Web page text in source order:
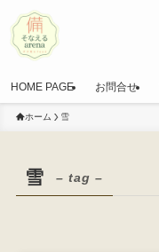
HOME PAGE お問合せ
ホーム 雪
雪 – tag –